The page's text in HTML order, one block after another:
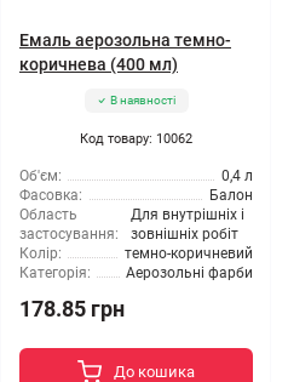
Емаль аерозольна темно-
коричнева (400 мл)
В наявності
Код товару: 10062
Об'єм:
0,4 л
Фасовка:
Балон
Область
застосування:
Для внутрішніх і
зовнішніх робіт
Колір:
темно-коричневий
Категорія:
Аерозольні фарби
178.85 грн
До кошика